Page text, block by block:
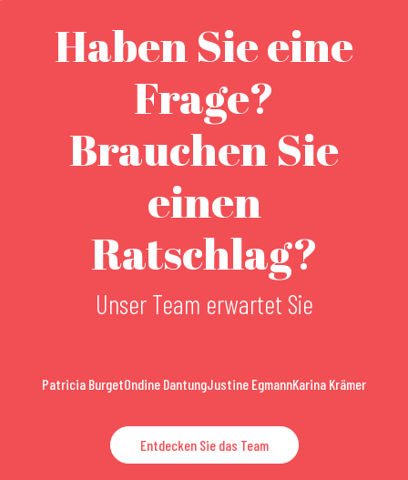
Haben Sie eine
Frage?
Brauchen Sie
einen
Ratschlag?
Unser Team erwartet Sie
Patricia BurgetOndine DantungJustine EgmannKarina Krämer
Entdecken Sie das Team